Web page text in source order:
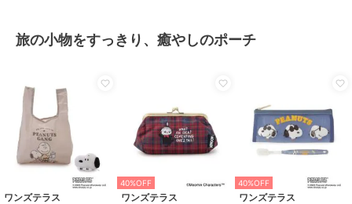
旅の小物をすっきり、癒やしのポーチ
ワンズテラス
40%OFF
ワンズテラス
40%OFF
ワンズテラス